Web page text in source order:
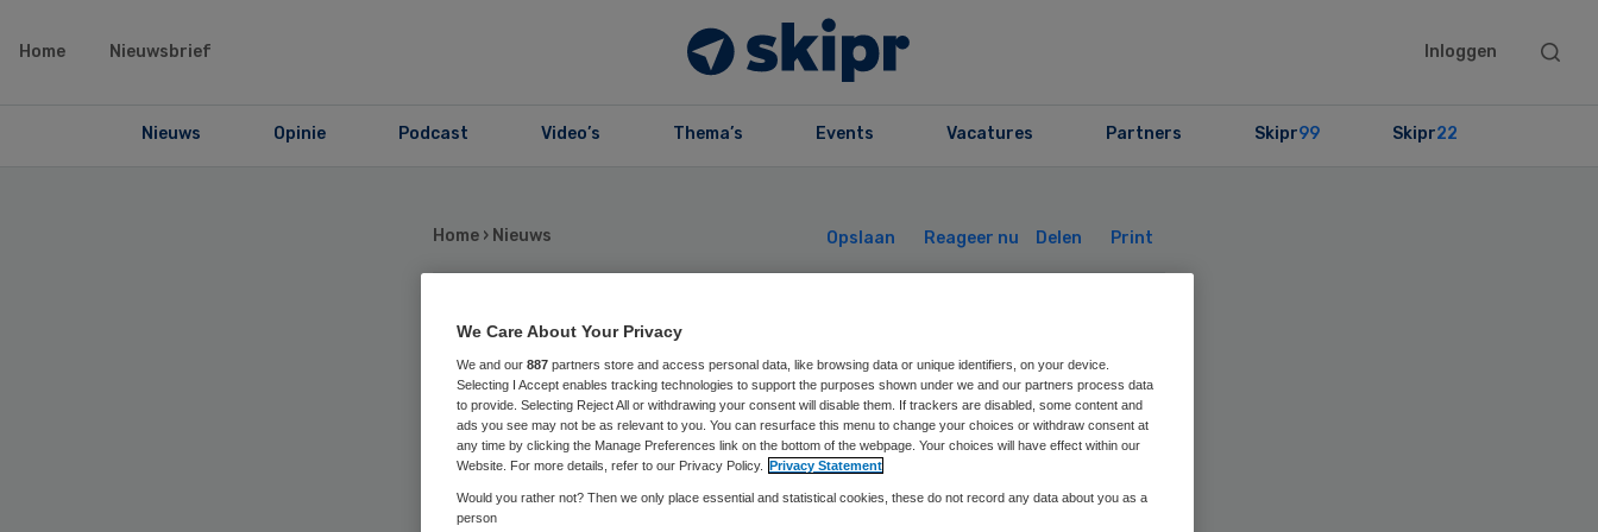
Home Nieuwsbrief Inloggen
Search
Nieuws Opinie Podcast Video’s Thema’s Events Vacatures Partners Skipr99 Skipr22
Home › Nieuws Opslaan Reageer nu Delen Print
Jan Welmers in raad
van bestuur
Heliomare
We Care About Your Privacy
We and our 887 partners store and access personal data, like browsing data or unique identifiers, on your device.
Selecting I Accept enables tracking technologies to support the purposes shown under we and our partners process data
to provide. Selecting Reject All or withdrawing your consent will disable them. If trackers are disabled, some content and
ads you see may not be as relevant to you. You can resurface this menu to change your choices or withdraw consent at
any time by clicking the Manage Preferences link on the bottom of the webpage. Your choices will have effect within our
Website. For more details, refer to our Privacy Policy. Privacy Statement
Would you rather not? Then we only place essential and statistical cookies, these do not record any data about you as a
person